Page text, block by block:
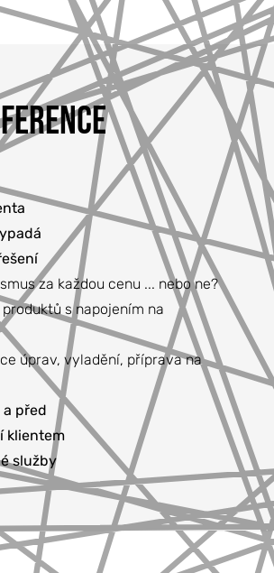
za každou cenu ... nebo ne?
s napojením na
úprav, vyladění, příprava na
a před
klientem
služby